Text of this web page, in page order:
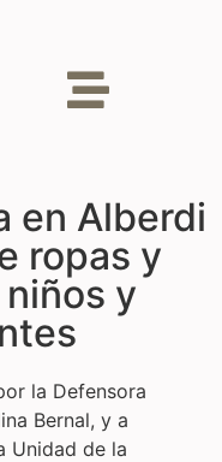
en Alberdi
ropas y
y
la Defensora
Bernal, y a
Unidad de la